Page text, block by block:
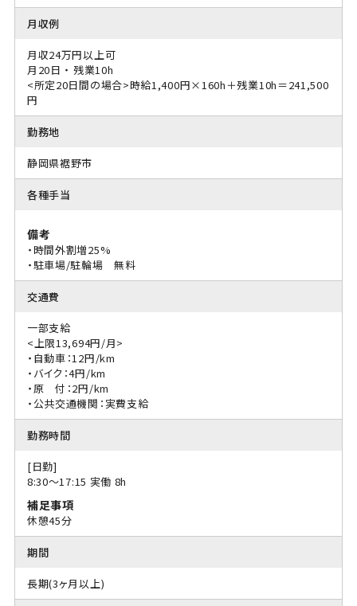
月収例
月収24万円以上可
月20日 ・ 残業10h
<所定20日間の場合>時給1,400円×160h＋残業10h＝241,500
円
勤務地
静岡県裾野市
各種手当
備考
・時間外割増25%
・駐車場/駐輪場 無料
交通費
一部支給
<上限13,694円/月>
・自動車：12円/km
・バイク：4円/km
・原 付：2円/km
・公共交通機関：実費支給
勤務時間
[日勤]
8:30〜17:15 実働 8h
補足事項
休憩45分
期間
長期(3ヶ月以上)